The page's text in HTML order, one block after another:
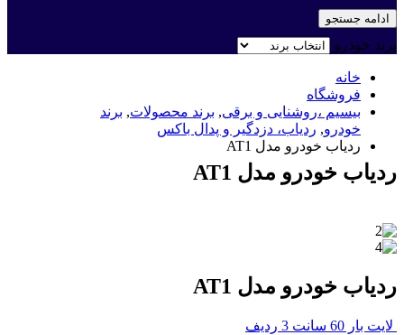
ادامه جستجو
برند خودرو
خانه
فروشگاه
بیسیم ،روشنایی و برقی, برند محصولات, برند
خودرو, ردیاب، دزدگیر و پدال باکس
ردیاب خودرو مدل AT1
ردیاب خودرو مدل AT1
ردیاب خودرو مدل AT1
لایت بار 60 سانت 3 ردیف